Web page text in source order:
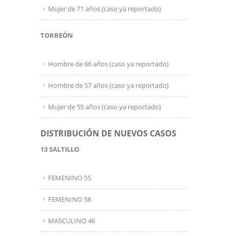
Mujer de 71 años (caso ya reportado)
TORREÓN
Hombre de 66 años (caso ya reportado)
Hombre de 57 años (caso ya reportado)
Mujer de 55 años (caso ya reportado)
DISTRIBUCIÓN DE NUEVOS CASOS
13 SALTILLO
FEMENINO 55
FEMENINO 58
MASCULINO 46